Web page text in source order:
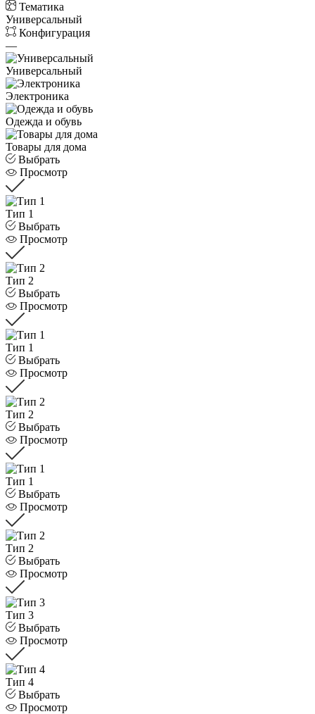
Тематика
Универсальный
Конфигурация
—
Универсальный
Электроника
Одежда и обувь
Товары для дома
Выбрать
Просмотр
Тип 1
Выбрать
Просмотр
Тип 2
Выбрать
Просмотр
Тип 1
Выбрать
Просмотр
Тип 2
Выбрать
Просмотр
Тип 1
Выбрать
Просмотр
Тип 2
Выбрать
Просмотр
Тип 3
Выбрать
Просмотр
Тип 4
Выбрать
Просмотр